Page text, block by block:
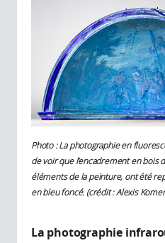
Photo : La photographie en
de voir que l’encadrement en bois
éléments de la peinture, ont été
en bleu foncé. (crédit : Alexis
La photographie